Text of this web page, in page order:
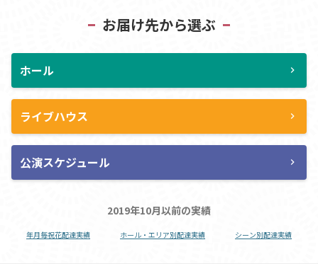
お届け先から選ぶ
ホール chevron_right
ライブハウス chevron_right
公演スケジュール chevron_right
2019年10月以前の実績
年月毎祝花配達実績 ホール・エリア別配達実績 シーン別配達実績